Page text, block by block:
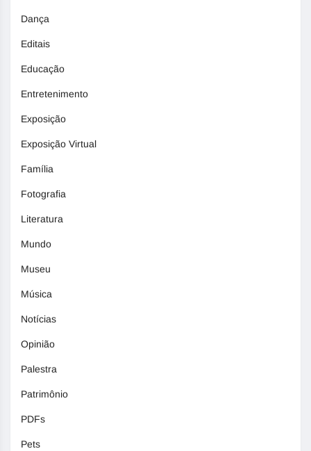
Dança
Editais
Educação
Entretenimento
Exposição
Exposição Virtual
Família
Fotografia
Literatura
Mundo
Museu
Música
Notícias
Opinião
Palestra
Patrimônio
PDFs
Pets